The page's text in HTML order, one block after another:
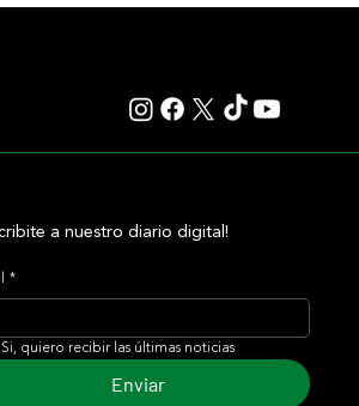
a nuestro diario digital!
*
Si, quiero recibir las últimas noticias
Enviar